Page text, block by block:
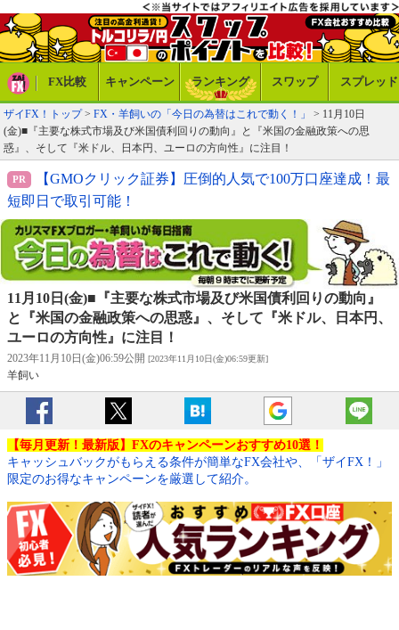
FX比較 キャンペーン ランキング スワップ スプレッド
ザイFX！トップ> FX・羊飼いの「今日の為替はこれで動く！」
> 11月10日
(金)■『主要な株式市場及び米国債利回りの動向』と『米国の金融政策への思
惑』、そして『米ドル、日本円、ユーロの方向性』に注目！
【GMOクリック証券】圧倒的人気で100万口座達成！最
短即日で取引可能！
11月10日(金)■『主要な株式市場及び米国債利回りの動向』
と『米国の金融政策への思惑』、そして『米ドル、日本円、
ユーロの方向性』に注目！
2023年11月10日(金)06:59公開 [2023年11月10日(金)06:59更新]
羊飼い
【毎月更新！最新版】FXのキャンペーンおすすめ10選！
キャッシュバックがもらえる条件が簡単なFX会社や、「ザイFX！」
限定のお得なキャンペーンを厳選して紹介。